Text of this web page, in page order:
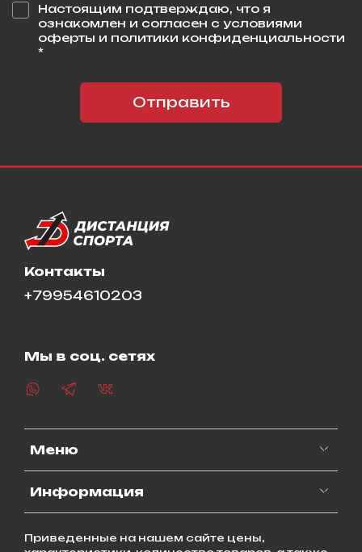
Настоящим подтверждаю, что я
ознакомлен и согласен с условиями
оферты и политики конфиденциальности
*
Отправить
Меню
Информация
Контакты
+79954610203
Мы в соц. сетях
Приведенные на нашем сайте цены,